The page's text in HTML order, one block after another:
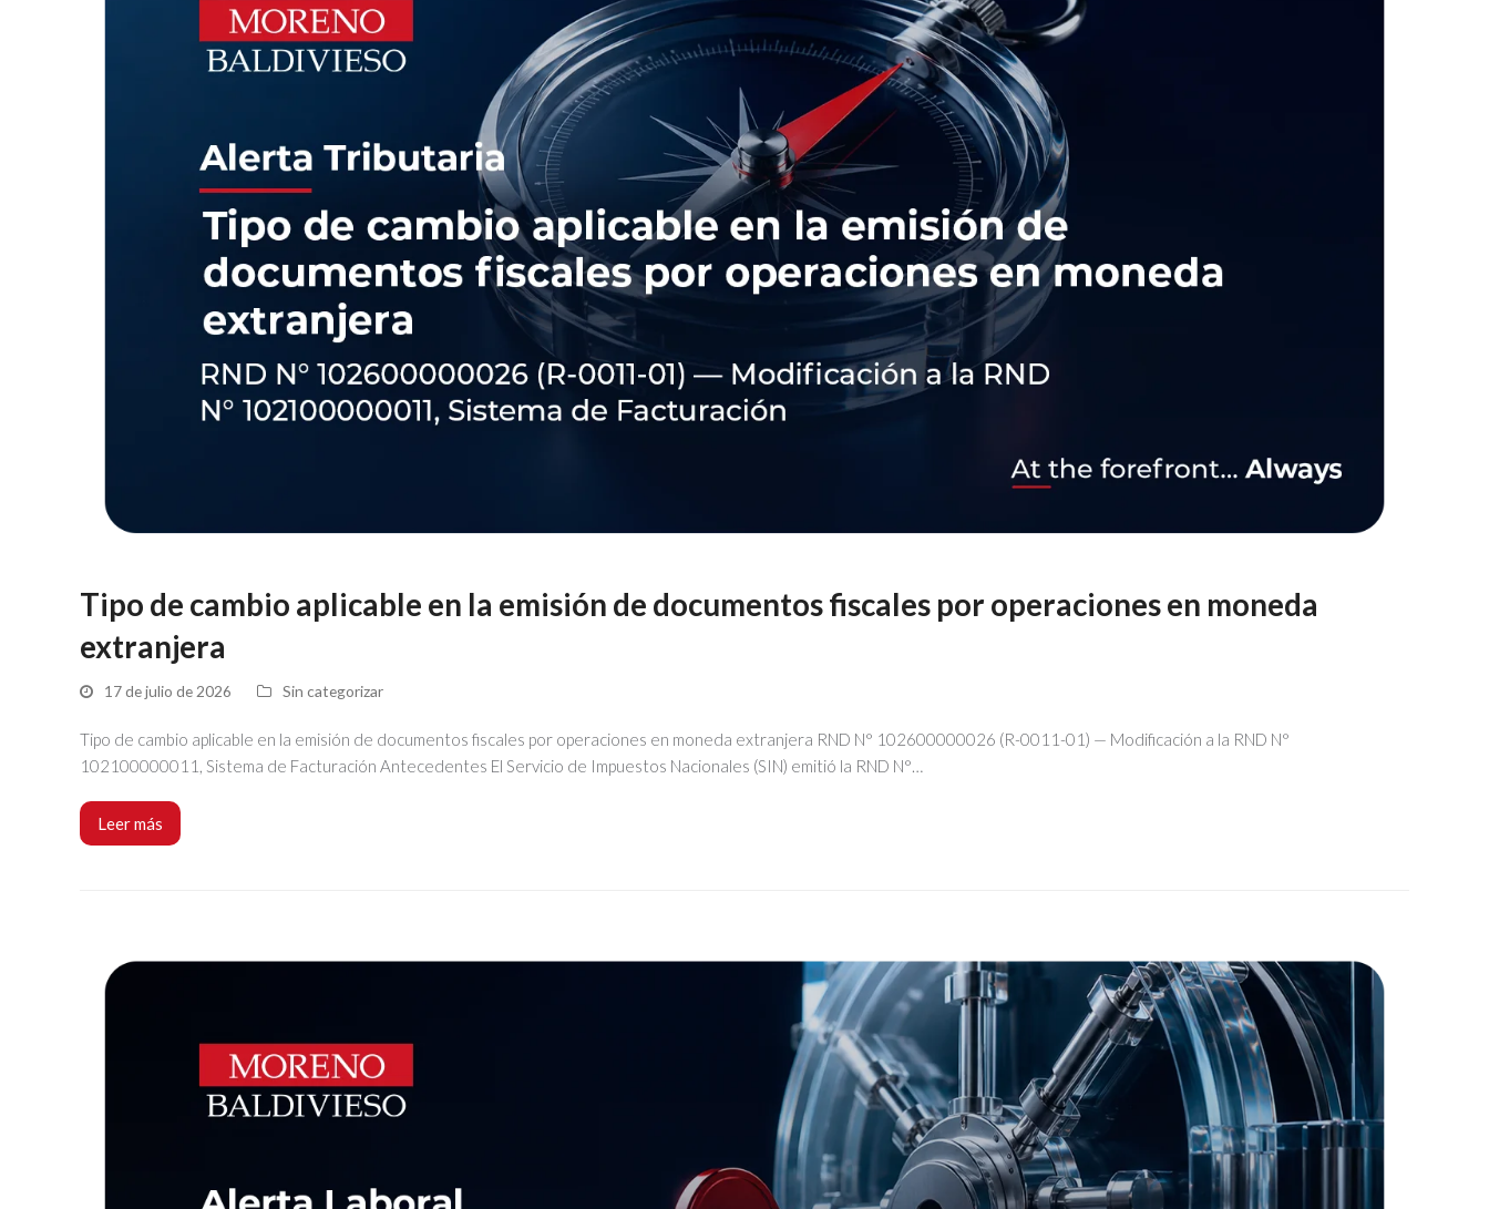
Tipo de cambio aplicable en la emisión de documentos fiscales por operaciones en moneda
extranjera
17 de julio de 2026 Sin categorizar
Tipo de cambio aplicable en la emisión de documentos fiscales por operaciones en moneda extranjera RND N° 102600000026 (R-0011-01) — Modificación a la RND N°
102100000011, Sistema de Facturación Antecedentes El Servicio de Impuestos Nacionales (SIN) emitió la RND N°…
Leer más